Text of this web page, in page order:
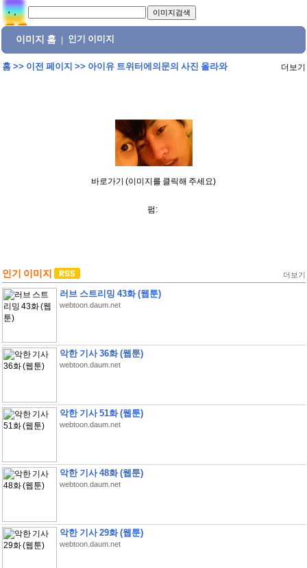
이미지 홈 인기 이미지
홈>> 이전 페이지 >> 아이유 트위터에의문의 사진 올라와 더보기
바로가기 (이미지를 클릭해 주세요)
펌:
인기 이미지 더보기
러브 스트리밍 43화 (웹툰)
webtoon.daum.net
악한 기사 36화 (웹툰)
webtoon.daum.net
악한 기사 51화 (웹툰)
webtoon.daum.net
악한 기사 48화 (웹툰)
webtoon.daum.net
악한 기사 29화 (웹툰)
webtoon.daum.net